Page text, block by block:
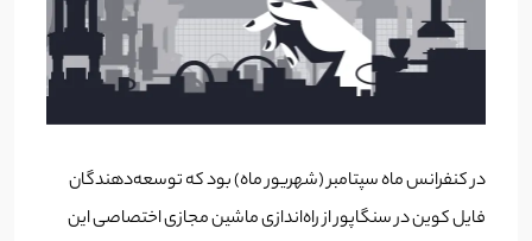
در کنفرانس ماه سپتامبر (شهریور ماه) بود که توسعه‌دهندگان
فایل کوین در سنگاپور از راه‌اندازی ماشین مجازی اختصاصی این